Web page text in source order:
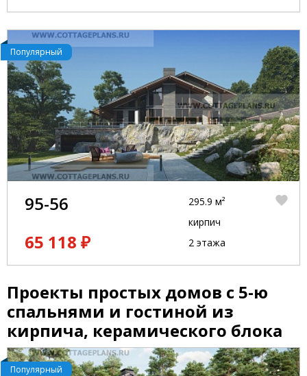
Популярный
95-56
65 118 ₽
295.9 м²
кирпич
2 этажа
Проекты простых домов с 5-ю
спальнями и гостиной из
кирпича, керамического блока
Популярный